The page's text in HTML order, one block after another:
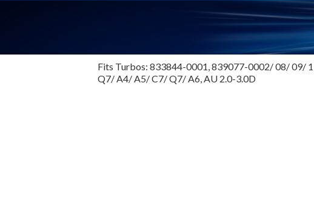
Fits Turbos: 833844-0001, 839077-0002/ 08/ 09/
Q7/ A4/ A5/ C7/ Q7/ A6, AU 2.0-3.0D